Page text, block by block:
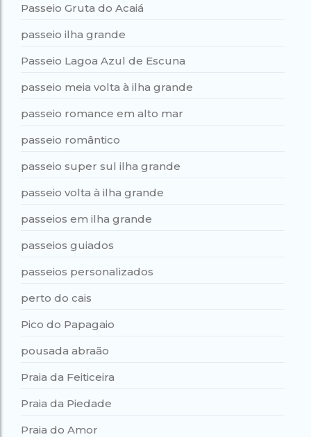
Passeio Gruta do Acaiá
passeio ilha grande
Passeio Lagoa Azul de Escuna
passeio meia volta à ilha grande
passeio romance em alto mar
passeio romântico
passeio super sul ilha grande
passeio volta à ilha grande
passeios em ilha grande
passeios guiados
passeios personalizados
perto do cais
Pico do Papagaio
pousada abraão
Praia da Feiticeira
Praia da Piedade
Praia do Amor